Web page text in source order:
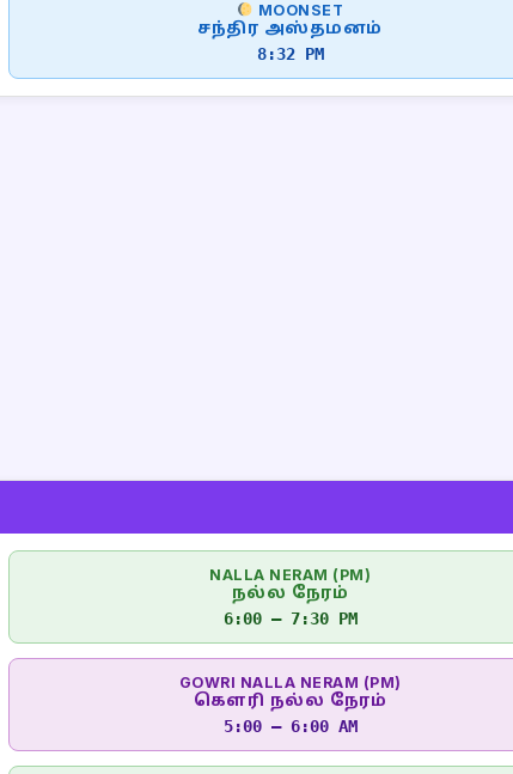
MOONSET
சந்திர அஸ்தமனம்
8:32 PM
NALLA NERAM (PM)
நல்ல நேரம்
6:00 – 7:30 PM
GOWRI NALLA NERAM (PM)
கௌரி நல்ல நேரம்
5:00 – 6:00 AM